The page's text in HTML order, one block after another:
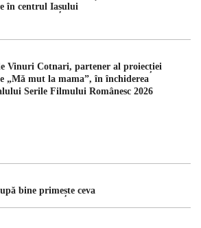
în centrul Iașului
Vinuri Cotnari, partener al proiecției
„Mă mut la mama”, în închiderea
Serile Filmului Românesc 2026
bine primește ceva